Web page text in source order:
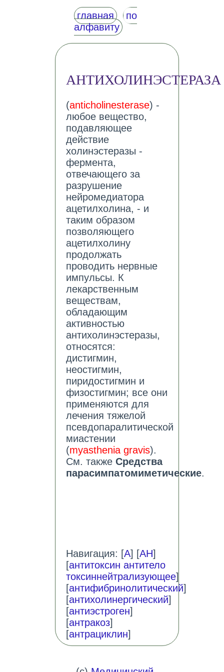
главная
по
алфавиту
АНТИХОЛИНЭСТЕРАЗА
(anticholinesterase) -
любое вещество,
подавляющее
действие
холинэстеразы -
фермента,
отвечающего за
разрушение
нейромедиатора
ацетилхолина, - и
таким образом
позволяющего
ацетилхолину
продолжать
проводить нервные
импульсы. К
лекарственным
веществам,
обладающим
активностью
антихолинэстеразы,
относятся:
дистигмин,
неостигмин,
пиридостигмин и
физостигмин; все они
применяются для
лечения тяжелой
псевдопаралитической
миастении
(myasthenia gravis).
См. также Средства
парасимпатомиметические.
Навигация: [А] [АН]
[антитоксин антитело
токсиннейтрализующее]
[антифибринолитический]
[антихолинергический]
[антиэстроген]
[антракоз]
[антрациклин]